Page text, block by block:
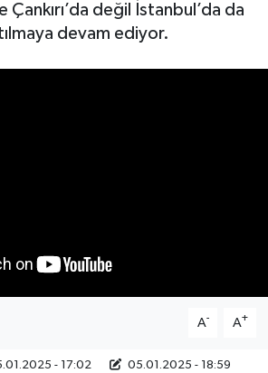
Çankırı’da değil İstanbul’da da
devam ediyor.
A- A+
- 17:02 05.01.2025 - 18:59